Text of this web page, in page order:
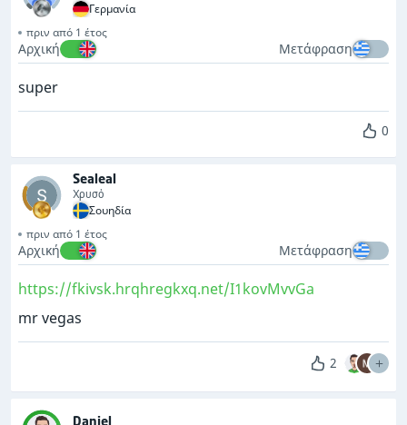
Γερμανία
πριν από 1 έτος
Αρχική Μετάφραση
super
0
Sealeal
Χρυσό
Σουηδία
πριν από 1 έτος
Αρχική Μετάφραση
https://fkivsk.hrqhregkxq.net/I1kovMvvGa
mr vegas
2
Daniel